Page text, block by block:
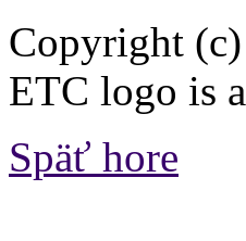
Copyright
ETC logo is
Späť hore